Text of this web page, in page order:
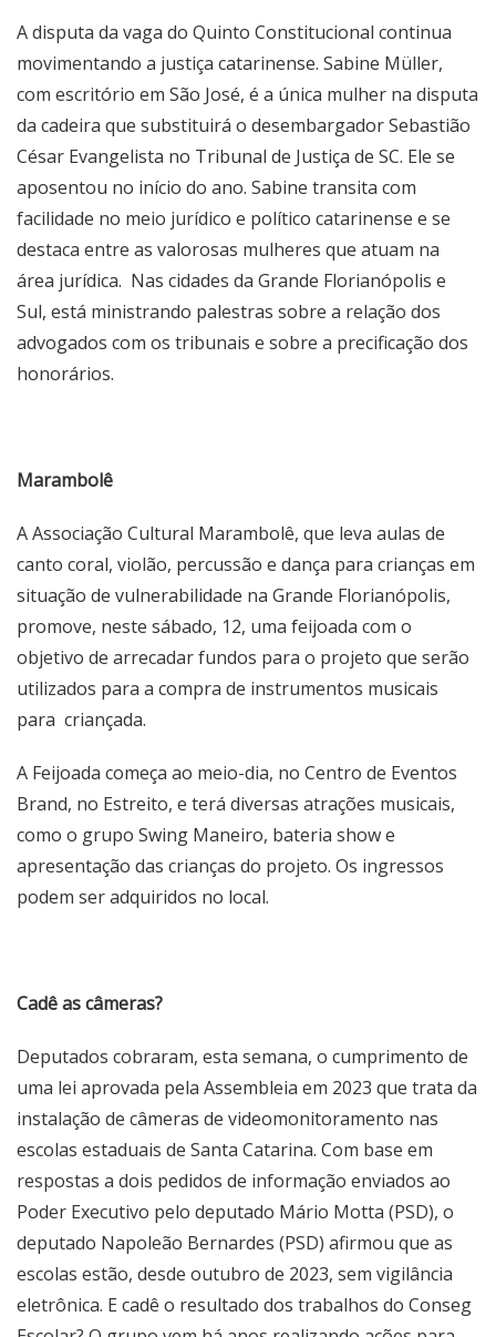
A disputa da vaga do Quinto Constitucional continua
movimentando a justiça catarinense. Sabine Müller,
com escritório em São José, é a única mulher na disputa
da cadeira que substituirá o desembargador Sebastião
César Evangelista no Tribunal de Justiça de SC. Ele se
aposentou no início do ano. Sabine transita com
facilidade no meio jurídico e político catarinense e se
destaca entre as valorosas mulheres que atuam na
área jurídica. Nas cidades da Grande Florianópolis e
Sul, está ministrando palestras sobre a relação dos
advogados com os tribunais e sobre a precificação dos
honorários.
Marambolê
A Associação Cultural Marambolê, que leva aulas de
canto coral, violão, percussão e dança para crianças em
situação de vulnerabilidade na Grande Florianópolis,
promove, neste sábado, 12, uma feijoada com o
objetivo de arrecadar fundos para o projeto que serão
utilizados para a compra de instrumentos musicais
para criançada.
A Feijoada começa ao meio-dia, no Centro de Eventos
Brand, no Estreito, e terá diversas atrações musicais,
como o grupo Swing Maneiro, bateria show e
apresentação das crianças do projeto. Os ingressos
podem ser adquiridos no local.
Cadê as câmeras?
Deputados cobraram, esta semana, o cumprimento de
uma lei aprovada pela Assembleia em 2023 que trata da
instalação de câmeras de videomonitoramento nas
escolas estaduais de Santa Catarina. Com base em
respostas a dois pedidos de informação enviados ao
Poder Executivo pelo deputado Mário Motta (PSD), o
deputado Napoleão Bernardes (PSD) afirmou que as
escolas estão, desde outubro de 2023, sem vigilância
eletrônica. E cadê o resultado dos trabalhos do Conseg